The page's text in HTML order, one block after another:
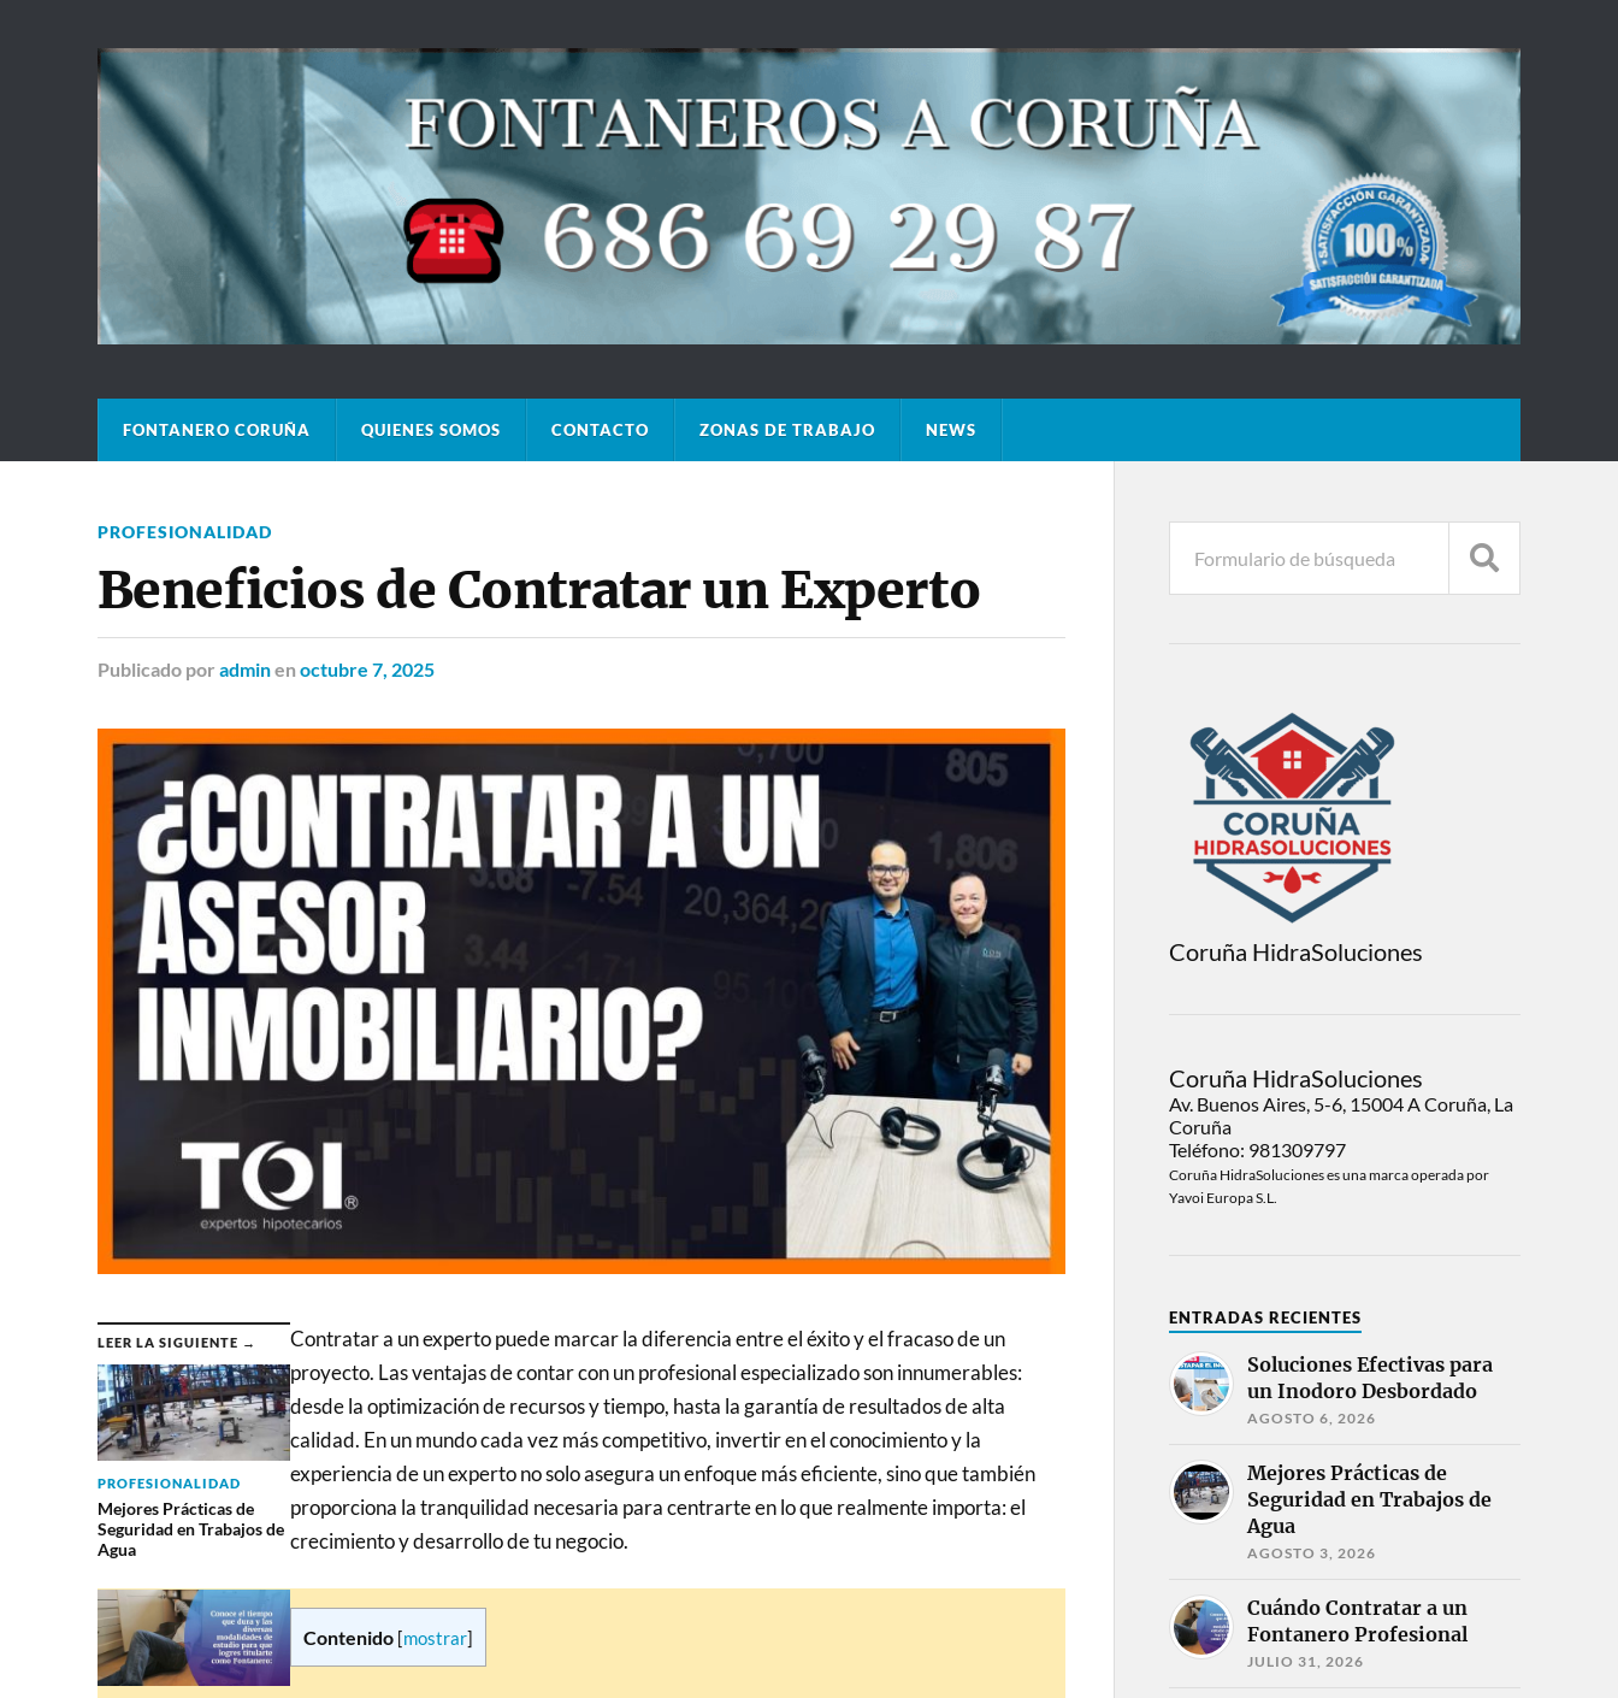
FONTANERO CORUÑA QUIENES SOMOS CONTACTO ZONAS DE TRABAJO NEWS
PROFESIONALIDAD
Beneficios de Contratar un Experto
Publicado por adminen octubre 7, 2025
LEER LA SIGUIENTE →
PROFESIONALIDAD
Mejores Prácticas de
Seguridad en Trabajos de
Agua
Contratar a un experto puede marcar la diferencia entre el éxito y el fracaso de un
proyecto. Las ventajas de contar con un profesional especializado son innumerables:
desde la optimización de recursos y tiempo, hasta la garantía de resultados de alta
calidad. En un mundo cada vez más competitivo, invertir en el conocimiento y la
experiencia de un experto no solo asegura un enfoque más eficiente, sino que también
proporciona la tranquilidad necesaria para centrarte en lo que realmente importa: el
crecimiento y desarrollo de tu negocio.
Contenido [mostrar]
Coruña HidraSoluciones
Coruña HidraSoluciones
Av. Buenos Aires, 5-6, 15004 A Coruña, La
Coruña
Teléfono: 981309797
Coruña HidraSoluciones es una marca operada por
Yavoi Europa S.L.
ENTRADAS RECIENTES
Soluciones Efectivas para
un Inodoro Desbordado
AGOSTO 6, 2026
Mejores Prácticas de
Seguridad en Trabajos de
Agua
AGOSTO 3, 2026
Cuándo Contratar a un
Fontanero Profesional
JULIO 31, 2026